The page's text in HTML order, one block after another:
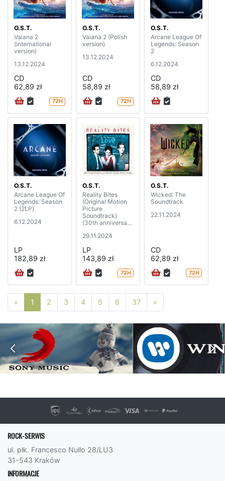
O.S.T.
Vaiana 2
(international
version)
13.12.2024
CD
62,89 zł
72H
O.S.T.
Vaiana 2 (Polish
version)
13.12.2024
CD
58,89 zł
72H
O.S.T.
Arcane League Of
Legends: Season
2
6.12.2024
CD
58,89 zł
O.S.T.
Arcane League Of
Legends: Season
2 (2LP)
6.12.2024
LP
182,89 zł
O.S.T.
Reality Bites
(Original Motion
Picture
Soundtrack)
(30th anniversary
29.11.2024
LP
143,89 zł
72H
O.S.T.
Wicked: The
Soundtrack
22.11.2024
CD
62,89 zł
72H
« Poprzednia strona
1 2 3 4 5 6 37 »
ROCK-SERWIS
ul. płk. Francesco Nullo 28/LU3
31-543 Kraków
INFORMACJE